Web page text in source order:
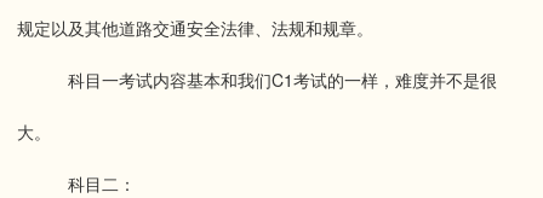
规定以及其他道路交通安全法律、法规和规章。
科目一考试内容基本和我们C1考试的一样，难度并不是很
大。
科目二：